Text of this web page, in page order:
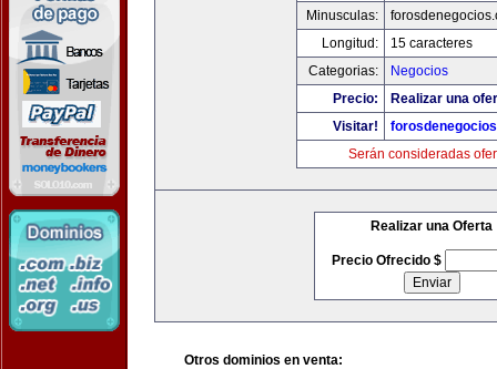
Minusculas:
Longitud:
15 caracteres
Categorias:
Negocios
Precio:
Realizar una
Visitar!
Serán consideradas
Realizar una Oferta
Precio Ofrecido $
Otros dominios en venta: